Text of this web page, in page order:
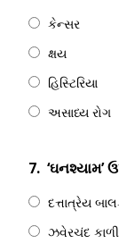
કેન્સર
ક્ષય
હિસ્ટિરિયા
અસાધ્ય રોગ
7. ‘ઘનશ્યામ’
દત્તાત્રેય
ઝવેરચંદ